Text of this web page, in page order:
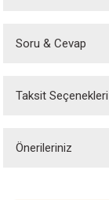
Soru & Cevap
Taksit Seçenekleri
Önerileriniz